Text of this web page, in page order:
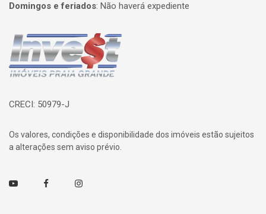
Domingos e feriados: Não haverá expediente
Página inicial
CRECI: 50979-J
Os valores, condições e disponibilidade dos imóveis estão sujeitos
a alterações sem aviso prévio.
Youtube FacebookInstagram